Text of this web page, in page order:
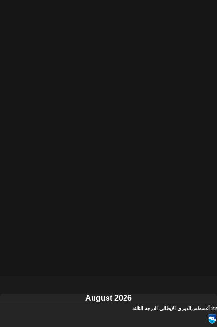
August 2026
22 أغسطس الدوري الإيطالي الدرجة الثالثة